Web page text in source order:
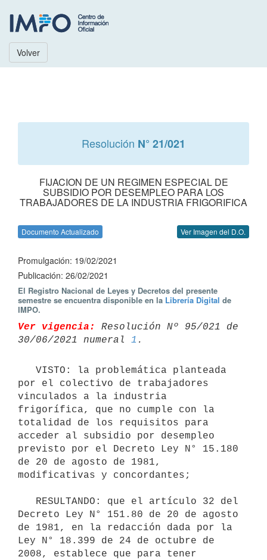
Volver
Resolución N° 21/021
FIJACION DE UN REGIMEN ESPECIAL DE
SUBSIDIO POR DESEMPLEO PARA LOS
TRABAJADORES DE LA INDUSTRIA FRIGORIFICA
Documento Actualizado Ver Imagen del D.O.
Promulgación: 19/02/2021
Publicación: 26/02/2021
El Registro Nacional de Leyes y Decretos del presente
semestre se encuentra disponible en la Librería Digital de
IMPO.
Ver vigencia:
Resolución Nº 95/021 de
30/06/2021 numeral 1
por el colectivo de trabajadores
vinculados a la industria
frigorífica, que no cumple con la
totalidad de los requisitos para
acceder al subsidio por desempleo
previsto por el Decreto Ley N° 15.180
de 20 de agosto de 1981,
modificativas y concordantes;
Decreto Ley N° 151.80 de 20 de agosto
de 1981, en la redacción dada por la
Ley N° 18.399 de 24 de octubre de
2008, establece que para tener